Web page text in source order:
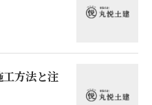
工方法と注